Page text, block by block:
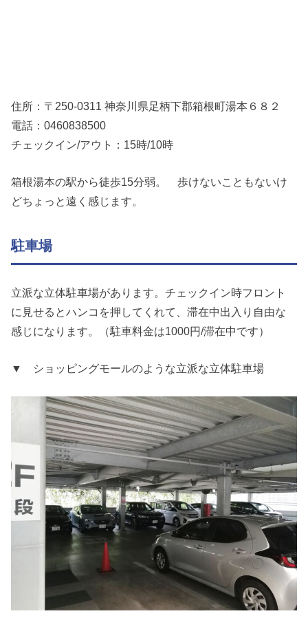
住所：〒250-0311 神奈川県足柄下郡箱根町湯本６８２
電話：0460838500
チェックイン/アウト：15時/10時
箱根湯本の駅から徒歩15分弱。 歩けないこともないけ
どちょっと遠く感じます。
駐車場
立派な立体駐車場があります。チェックイン時フロント
に見せるとハンコを押してくれて、滞在中出入り自由な
感じになります。（駐車料金は1000円/滞在中です）
▼ ショッピングモールのような立派な立体駐車場